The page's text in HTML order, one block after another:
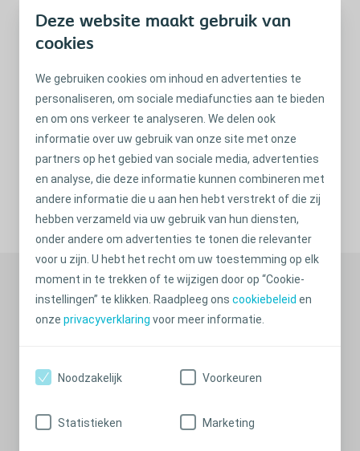
Deze website maakt gebruik van
cookies
We gebruiken cookies om inhoud en advertenties te
personaliseren, om sociale mediafuncties aan te bieden
en om ons verkeer te analyseren. We delen ook
informatie over uw gebruik van onze site met onze
partners op het gebied van sociale media, advertenties
en analyse, die deze informatie kunnen combineren met
andere informatie die u aan hen hebt verstrekt of die zij
hebben verzameld via uw gebruik van hun diensten,
onder andere om advertenties te tonen die relevanter
voor u zijn. U hebt het recht om uw toestemming op elk
moment in te trekken of te wijzigen door op “Cookie-
instellingen” te klikken. Raadpleeg ons cookiebeleid en
onze privacyverklaring voor meer informatie.
Noodzakelijk Voorkeuren
Statistieken Marketing
plastic zakjes of andere artikelen.
Zorg dat er een vriend(in)
‘voor u klaar staat’
Hulp van een vriend(in) of familielid die op de hoogte zijn
van uw stoma, kan enorm helpen. Vraag of zij in een
dergelijke situatie gebeld kunnen worden.
Deel op
Aanbevolen informatie